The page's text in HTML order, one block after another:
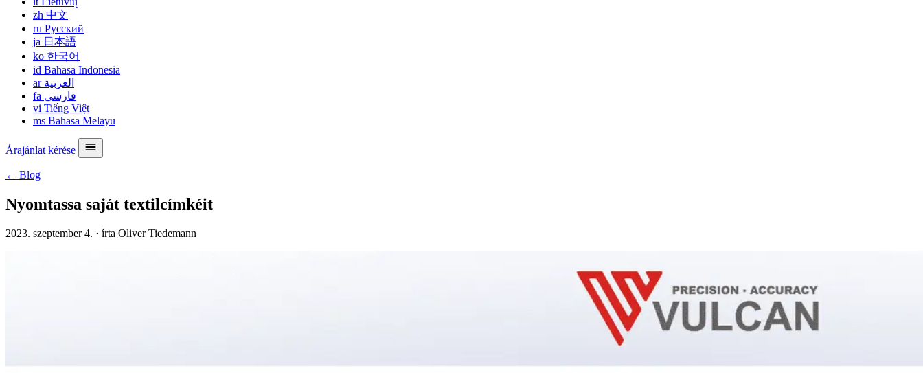
zh 中文
ru Русский
ja 日本語
ko 한국어
id Bahasa Indonesia
ar العربية
fa فارسی
vi Tiếng Việt
ms Bahasa Melayu
Árajánlat kérése
← Blog
Nyomtassa saját textilcímkéit
2023. szeptember 4. · írta Oliver Tiedemann